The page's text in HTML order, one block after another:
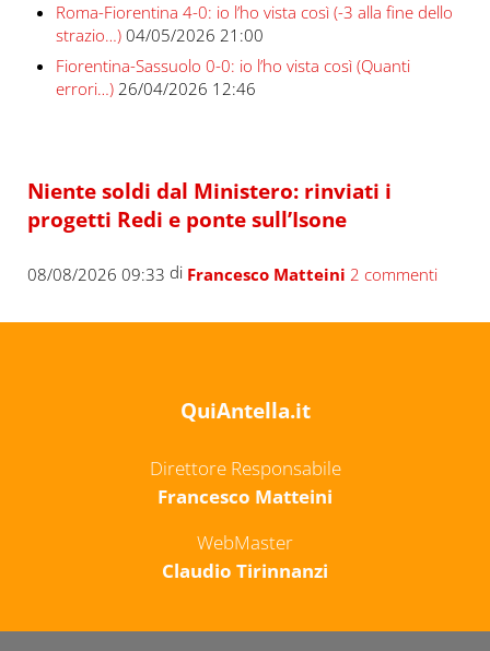
Roma-Fiorentina 4-0: io l’ho vista così (-3 alla fine dello
strazio…) 04/05/2026 21:00
Fiorentina-Sassuolo 0-0: io l’ho vista così (Quanti
errori…) 26/04/2026 12:46
Niente soldi dal Ministero: rinviati i
progetti Redi e ponte sull’Isone
08/08/2026 09:33 di Francesco Matteini 2 commenti
QuiAntella.it
Direttore Responsabile
Francesco Matteini
WebMaster
Claudio Tirinnanzi